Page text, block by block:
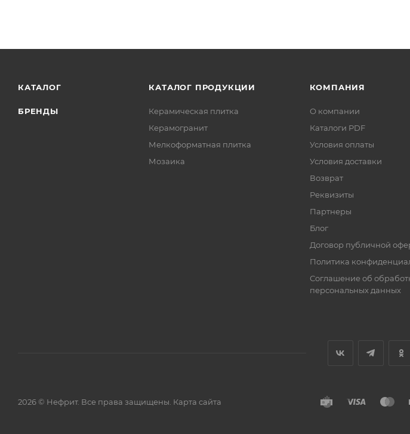
КАТАЛОГ
БРЕНДЫ
КАТАЛОГ ПРОДУКЦИИ
Керамическая плитка
Керамогранит
Мелкоформатная плитка
Мозаика
КОМПАНИЯ
О компании
Каталоги PDF
Условия оплаты
Условия доставки
Возврат
Реквизиты
Партнеры
Блог
Договор публичной
Политика
Соглашение об
персональных данных
2026 © Нефрит. Все права защищены. Карта сайта